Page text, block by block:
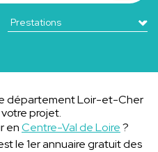
département Loir-et-Cher
projet.
enCentre-Val de Loire?
le 1er annuaire gratuit des